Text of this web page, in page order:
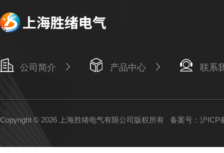
公司简介 产品中心 联系
Copyright © 2026 上海胜绪电气有限公司版权所有 备案号：沪ICP